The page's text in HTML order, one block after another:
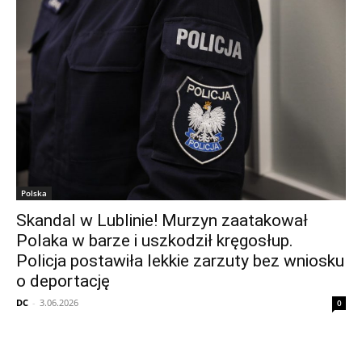
Polska
Skandal w Lublinie! Murzyn zaatakował
Polaka w barze i uszkodził kręgosłup.
Policja postawiła lekkie zarzuty bez wniosku
o deportację
DC - 3.06.2026 0